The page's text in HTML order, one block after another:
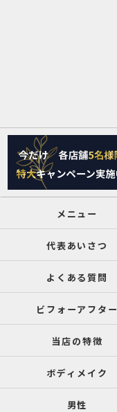
メニュー
代表あいさつ
よくある質問
ビフォーアフター
当店の特徴
ボディメイク
男性